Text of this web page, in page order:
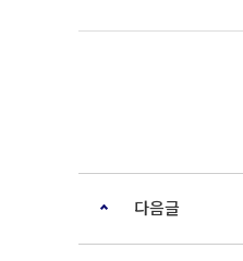
다음글